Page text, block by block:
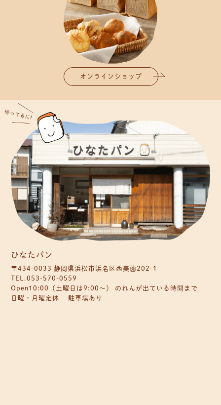
オンラインショップ
ひなたパン
〒434-0033 静岡県浜松市浜名区西美薗202-1
TEL.053-570-0559
Open10:00（土曜日は9:00〜） のれんが出ている時間まで
日曜・月曜定休 駐車場あり